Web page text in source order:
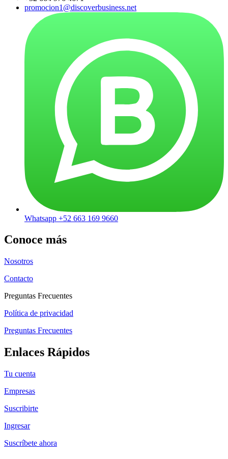
promocion1@discoverbusiness.net
Whatsapp +52 663 169 9660
Conoce más
Nosotros
Contacto
Preguntas Frecuentes
Política de privacidad
Preguntas Frecuentes
Enlaces Rápidos
Tu cuenta
Empresas
Suscribirte
Ingresar
Suscríbete ahora